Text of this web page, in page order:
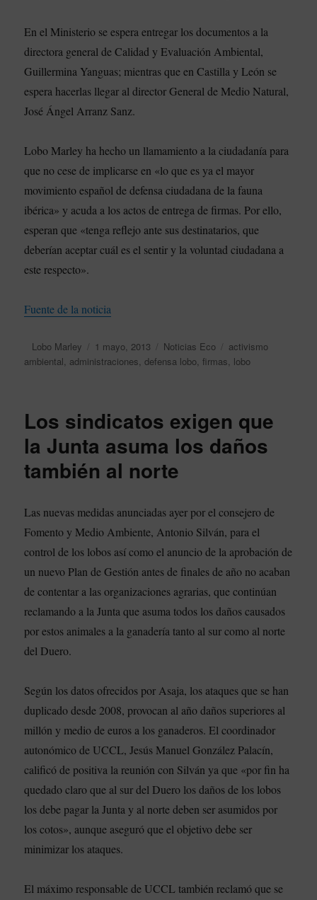
En el Ministerio se espera entregar los documentos a la
directora general de Calidad y Evaluación Ambiental,
Guillermina Yanguas; mientras que en Castilla y León se
espera hacerlas llegar al director General de Medio Natural,
José Ángel Arranz Sanz.
Lobo Marley ha hecho un llamamiento a la ciudadanía para
que no cese de implicarse en «lo que es ya el mayor
movimiento español de defensa ciudadana de la fauna
ibérica» y acuda a los actos de entrega de firmas. Por ello,
esperan que «tenga reflejo ante sus destinatarios, que
deberían aceptar cuál es el sentir y la voluntad ciudadana a
este respecto».
Fuente de la noticia
Autor
Lobo Marley
Publicado
el
1 mayo, 2013 Categorías
Noticias Eco Etiquetas
activismo
ambiental, administraciones,defensa lobo,firmas, lobo
Los sindicatos exigen que
la Junta asuma los daños
también al norte
Las nuevas medidas anunciadas ayer por el consejero de
Fomento y Medio Ambiente, Antonio Silván, para el
control de los lobos así como el anuncio de la aprobación de
un nuevo Plan de Gestión antes de finales de año no acaban
de contentar a las organizaciones agrarias, que continúan
reclamando a la Junta que asuma todos los daños causados
por estos animales a la ganadería tanto al sur como al norte
del Duero.
Según los datos ofrecidos por Asaja, los ataques que se han
duplicado desde 2008, provocan al año daños superiores al
millón y medio de euros a los ganaderos. El coordinador
autonómico de UCCL, Jesús Manuel González Palacín,
calificó de positiva la reunión con Silván ya que «por fin ha
quedado claro que al sur del Duero los daños de los lobos
los debe pagar la Junta y al norte deben ser asumidos por
los cotos», aunque aseguró que el objetivo debe ser
minimizar los ataques.
El máximo responsable de UCCL también reclamó que se